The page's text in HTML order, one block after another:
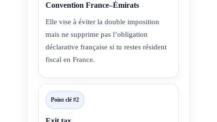
Convention France–Émirats
Elle vise à éviter la double imposition
mais ne supprime pas l’obligation
déclarative française si tu restes résident
fiscal en France.
Point clé #2